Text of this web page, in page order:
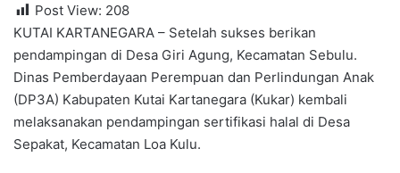
Post View: 208
KUTAI KARTANEGARA – Setelah sukses berikan
pendampingan di Desa Giri Agung, Kecamatan Sebulu.
Dinas Pemberdayaan Perempuan dan Perlindungan Anak
(DP3A) Kabupaten Kutai Kartanegara (Kukar) kembali
melaksanakan pendampingan sertifikasi halal di Desa
Sepakat, Kecamatan Loa Kulu.